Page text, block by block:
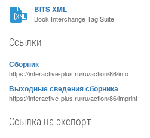
BITS XML
Book Interchange Tag Suite
Ссылки
Сборник
https://interactive-plus.ru/ru/action/86/info
Выходные сведения сборника
https://interactive-plus.ru/ru/action/86/imprint
Ссылка на экспорт